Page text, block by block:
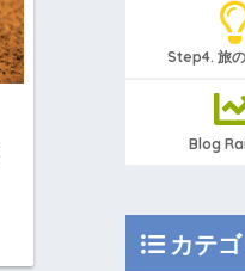
Step4. 旅
Blog
カテ